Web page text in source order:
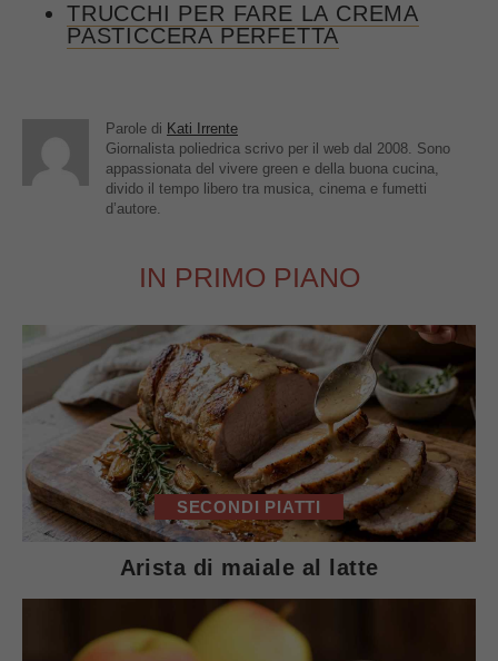
TRUCCHI PER FARE LA CREMA
PASTICCERA PERFETTA
Parole di Kati Irrente
Giornalista poliedrica scrivo per il web dal 2008. Sono
appassionata del vivere green e della buona cucina,
divido il tempo libero tra musica, cinema e fumetti
d’autore.
IN PRIMO PIANO
SECONDI PIATTI
Arista di maiale al latte